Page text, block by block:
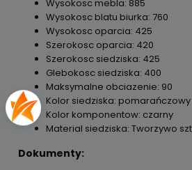
Wysokosc mebla: 885
Wysokosc blatu biurka: 760
Wysokosc oparcia: 425
Szerokosc oparcia: 420
Szerokosc siedziska: 425
Glebokosc siedziska: 400
Maksymalne obciazenie: 90
Kolor siedziska: pomarańczowy
Kolor komponentow: czarny
Material siedziska: Tworzywo
Dokumenty: